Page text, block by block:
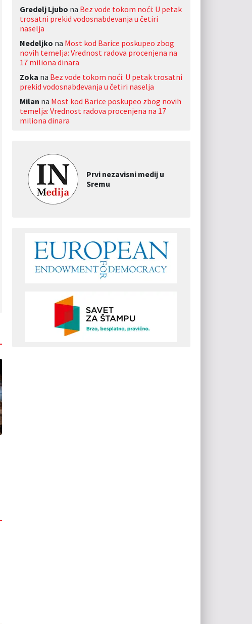
Gredelj Ljubo na Bez vode tokom noći: U petak
trosatni prekid vodosnabdevanja u četiri
naselja
Nedeljko na Most kod Barice poskupeo zbog
novih temelja: Vrednost radova procenjena na
17 miliona dinara
Zoka na Bez vode tokom noći: U petak trosatni
prekid vodosnabdevanja u četiri naselja
Milan na Most kod Barice poskupeo zbog novih
temelja: Vrednost radova procenjena na 17
miliona dinara
Prvi nezavisni medij u
Sremu